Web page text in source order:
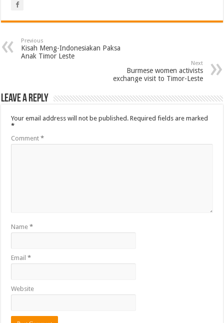
Previous
Kisah Meng-Indonesiakan Paksa
Anak Timor Leste
Next
Burmese women activists
exchange visit to Timor-Leste
Leave a Reply
Your email address will not be published. Required fields are marked
*
Comment*
Name*
Email*
Website